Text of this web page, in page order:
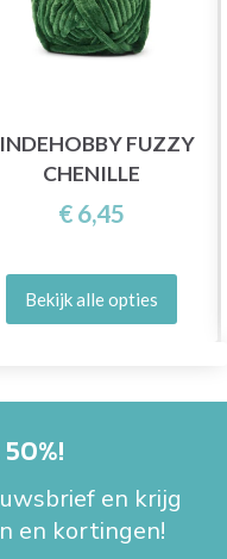
FUZZY
CHENILLE
€ 6,45
Bekijk alle opties
en krijg
en kortingen!